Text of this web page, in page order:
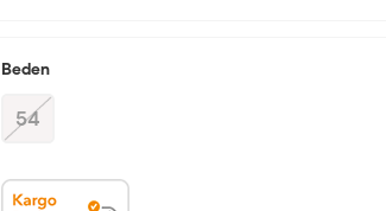
Beden
54